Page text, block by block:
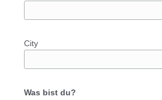
City
Was bist du?